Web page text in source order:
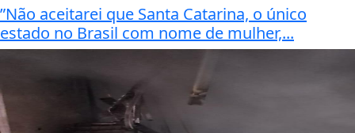
”Não aceitarei que Santa Catarina, o único
estado no Brasil com nome de mulher,...